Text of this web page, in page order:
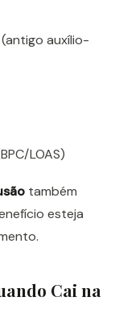
auxílio-
LOAS)
também
esteja
Cai na